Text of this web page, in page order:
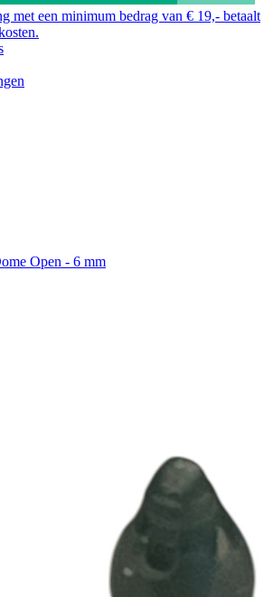
met een minimum bedrag van € 19,- betaalt
Open - 6 mm